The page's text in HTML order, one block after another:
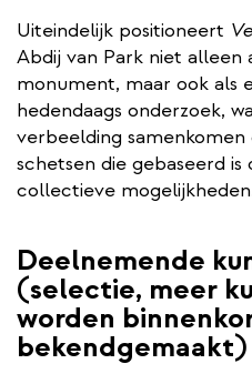
Uiteindelijk positioneert
Abdij van Park niet alleen
monument, maar ook als
hedendaags onderzoek,
verbeelding
schetsen die gebaseerd is
collectieve
Deelnemende
(selectie, meer
worden
bekendgemaakt)